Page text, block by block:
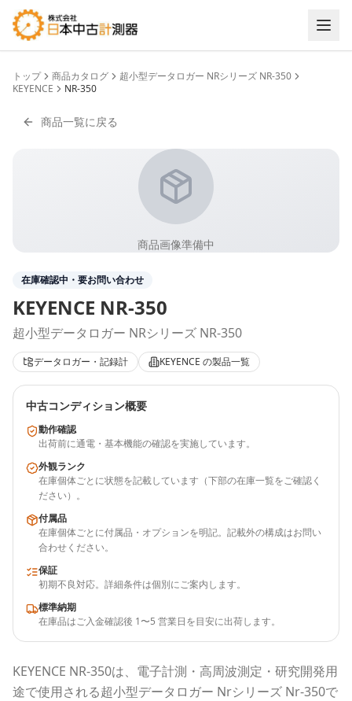
トップ 商品カタログ
超小型データロガー NRシリーズ NR-350
KEYENCE
NR-350
商品一覧に戻る
商品画像準備中
在庫確認中・要お問い合わせ
KEYENCE NR-350
超小型データロガー NRシリーズ NR-350
データロガー・記録計 KEYENCE の製品一覧
中古コンディション概要
動作確認
出荷前に通電・基本機能の確認を実施しています。
外観ランク
在庫個体ごとに状態を記載しています（下部の在庫一覧をご確認く
ださい）。
付属品
在庫個体ごとに付属品・オプションを明記。記載外の構成はお問い
合わせください。
保証
初期不良対応。詳細条件は個別にご案内します。
標準納期
在庫品はご入金確認後 1〜5 営業日を目安に出荷します。
KEYENCE NR-350は、電子計測・高周波測定・研究開発用
途で使用される超小型データロガー Nrシリーズ Nr-350で